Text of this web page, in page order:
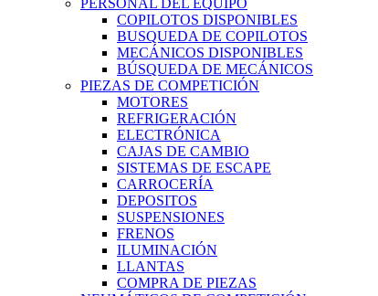
PERSONAL DEL EQUIPO
COPILOTOS DISPONIBLES
BUSQUEDA DE COPILOTOS
MECÁNICOS DISPONIBLES
BÚSQUEDA DE MECÁNICOS
PIEZAS DE COMPETICIÓN
MOTORES
REFRIGERACIÓN
ELECTRÓNICA
CAJAS DE CAMBIO
SISTEMAS DE ESCAPE
CARROCERÍA
DEPOSITOS
SUSPENSIONES
FRENOS
ILUMINACIÓN
LLANTAS
COMPRA DE PIEZAS